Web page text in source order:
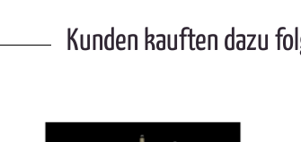
Kunden kauften dazu